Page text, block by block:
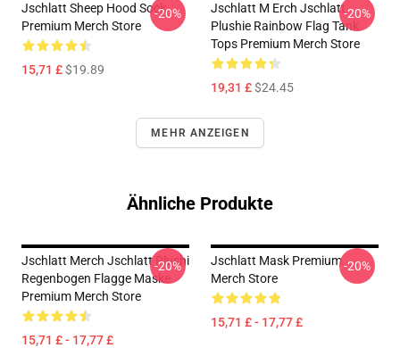
Jschlatt Sheep Hood Sock
Premium Merch Store
15,71 £$19.89
-20%
Jschlatt M Erch Jschlatt
Plushie Rainbow Flag Tank
Tops Premium Merch Store
19,31 £$24.45
-20%
MEHR ANZEIGEN
Ähnliche Produkte
Jschlatt Merch Jschlatt Plushi
Regenbogen Flagge Maske
Premium Merch Store
15,71 £ - 17,77 £
-20%
Jschlatt Mask Premium
Merch Store
15,71 £ - 17,77 £
-20%